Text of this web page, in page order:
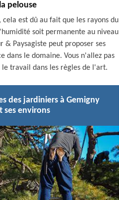
pelouse
cela est dû au fait que les rayons du
soit permanente au niveau
& Paysagiste peut proposer ses
dans le domaine. Vous n'allez pas
travail dans les règles de l'art.
des jardiniers à Gemigny
ses environs